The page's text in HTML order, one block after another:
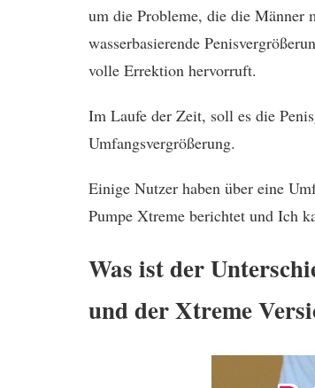
um die Probleme, die die Männer
wasserbasierende
volle Errektion hervorruft.
Im Laufe der Zeit, soll es die
Umfangsvergrößerung.
Einige Nutzer haben über eine
Pumpe Xtreme berichtet und Ich
Was ist der
und der Xtreme